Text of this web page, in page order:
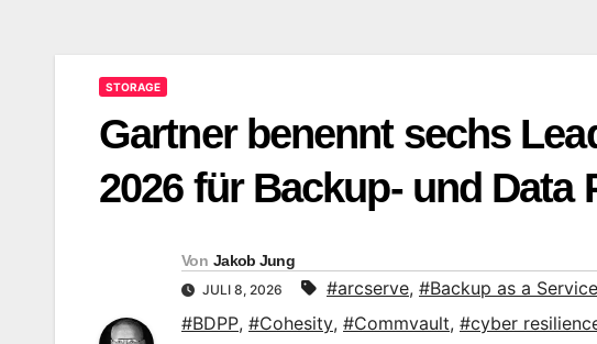
STORAGE
Gartner benennt sechs
2026 für Backup- und
Von Jakob Jung
JULI 8, 2026 #arcserve, #Backup as a Service
#BDPP, #Cohesity, #Commvault, #cyber